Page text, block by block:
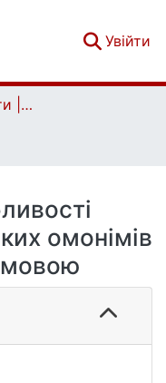
Увійти
Кваліфікаційні роботи | Qualifying works
омонімів
мовою